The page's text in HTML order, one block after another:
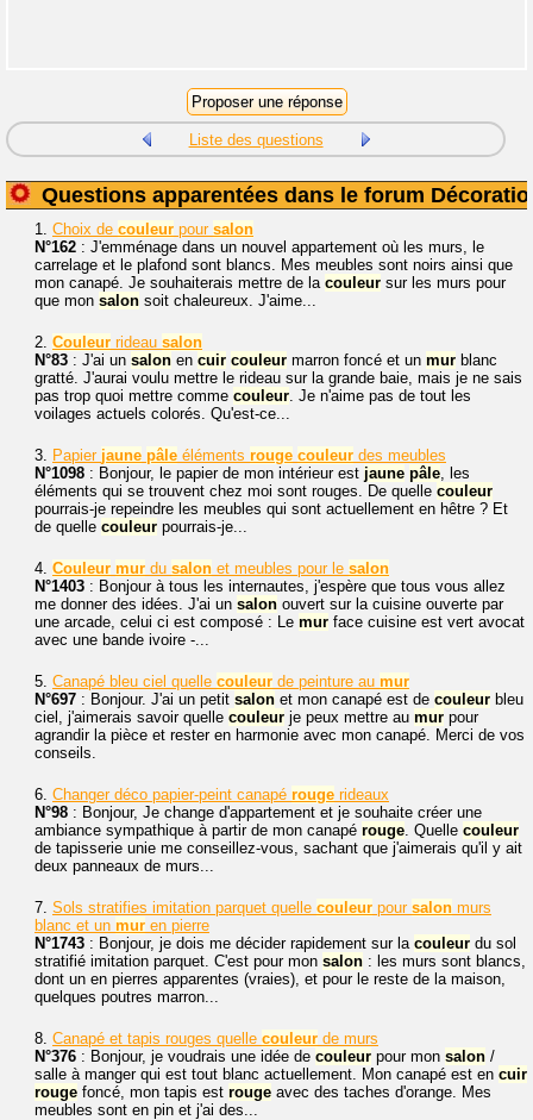
Liste des questions
Questions apparentées dans le forum
1. Choix de couleur pour salon
N°162 : J'emménage dans un nouvel appartement où les murs, le
carrelage et le plafond sont blancs. Mes meubles sont noirs ainsi que
mon canapé. Je souhaiterais mettre de la couleur sur les murs pour
que mon salon soit chaleureux. J'aime...
2. Couleur rideau salon
N°83 : J'ai un salon en cuir couleur marron foncé et un mur blanc
gratté. J'aurai voulu mettre le rideau sur la grande baie, mais je ne sais
pas trop quoi mettre comme couleur. Je n'aime pas de tout les
voilages actuels colorés. Qu'est-ce...
3. Papier jaune pâle éléments rouge couleur des meubles
N°1098 : Bonjour, le papier de mon intérieur est jaune pâle, les
éléments qui se trouvent chez moi sont rouges. De quelle couleur
pourrais-je repeindre les meubles qui sont actuellement en hêtre ? Et
de quelle couleur pourrais-je...
4. Couleur mur du salon et meubles pour le salon
N°1403 : Bonjour à tous les internautes, j'espère que tous vous allez
me donner des idées. J'ai un salon ouvert sur la cuisine ouverte par
une arcade, celui ci est composé : Le mur face cuisine est vert avocat
avec une bande ivoire -...
5. Canapé bleu ciel quelle couleur de peinture au mur
N°697 : Bonjour. J'ai un petit salon et mon canapé est de couleur bleu
ciel, j'aimerais savoir quelle couleur je peux mettre au mur pour
agrandir la pièce et rester en harmonie avec mon canapé. Merci de vos
conseils.
6. Changer déco papier-peint canapé rouge rideaux
N°98 : Bonjour, Je change d'appartement et je souhaite créer une
ambiance sympathique à partir de mon canapé rouge. Quelle couleur
de tapisserie unie me conseillez-vous, sachant que j'aimerais qu'il y ait
deux panneaux de murs...
7. Sols stratifies imitation parquet quelle couleur pour salon murs
blanc et un mur en pierre
N°1743 : Bonjour, je dois me décider rapidement sur la couleur du sol
stratifié imitation parquet. C'est pour mon salon : les murs sont blancs,
dont un en pierres apparentes (vraies), et pour le reste de la maison,
quelques poutres marron...
8. Canapé et tapis rouges quelle couleur de murs
N°376 : Bonjour, je voudrais une idée de couleur pour mon salon /
salle à manger qui est tout blanc actuellement. Mon canapé est en cuir
rouge foncé, mon tapis est rouge avec des taches d'orange. Mes
meubles sont en pin et j'ai des...